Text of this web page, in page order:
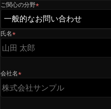
ご関心の分野*
（必須）
一般的なお問い合わせ
氏名*
（必須）
会社名*
（必須）